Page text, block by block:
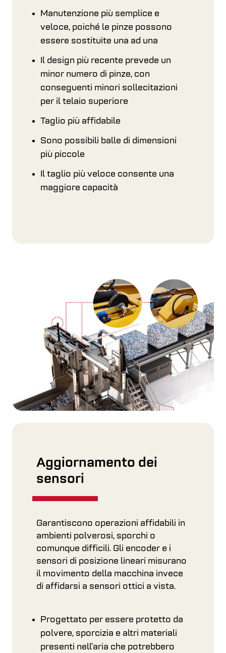
Manutenzione più semplice e
veloce, poiché le pinze possono
essere sostituite una ad una
Il design più recente prevede un
minor numero di pinze, con
conseguenti minori sollecitazioni
per il telaio superiore
Taglio più affidabile
Sono possibili balle di dimensioni
più piccole
Il taglio più veloce consente una
maggiore capacità
Aggiornamento dei
sensori
Garantiscono operazioni affidabili in
ambienti polverosi, sporchi o
comunque difficili. Gli encoder e i
sensori di posizione lineari misurano
il movimento della macchina invece
di affidarsi a sensori ottici a vista.
Progettato per essere protetto da
polvere, sporcizia e altri materiali
presenti nell’aria che potrebbero